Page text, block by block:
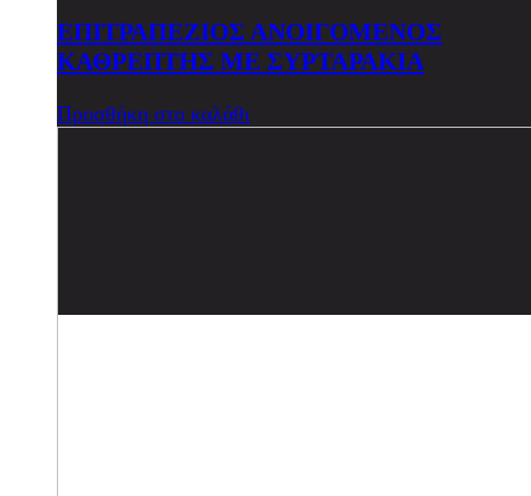
ΕΠΙΤΡΑΠΕΖΙΟΣ ΑΝΟΙΓΟΜΕΝΟΣ
ΚΑΘΡΕΠΤΗΣ ΜΕ ΣΥΡΤΑΡΑΚΙΑ
Προσθήκη στο καλάθι